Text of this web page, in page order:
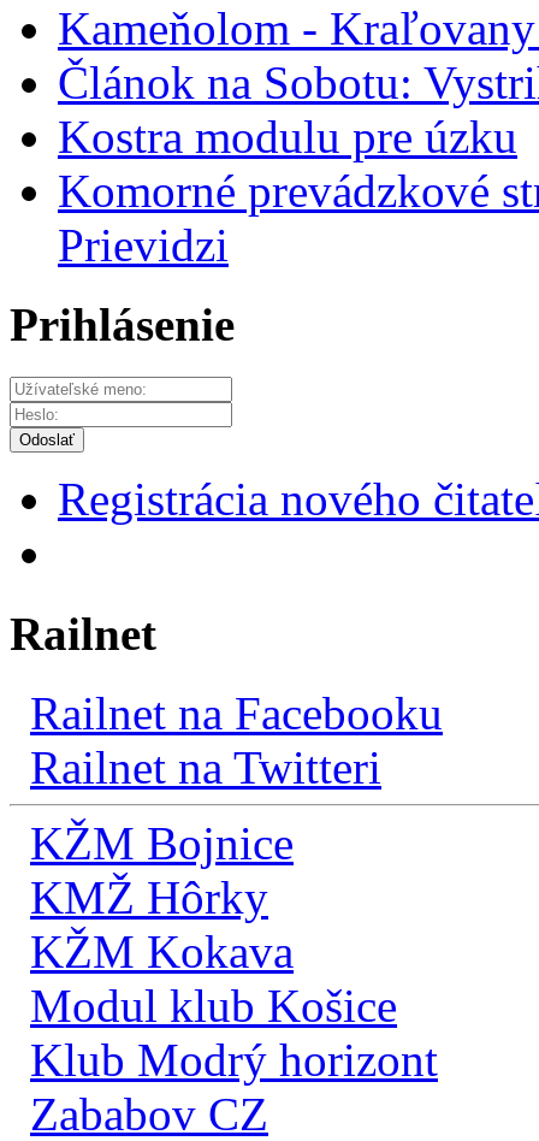
Kameňolom - Kraľovany
Článok na Sobotu:
Kostra modulu pre úzku
Komorné prevádzkové
Prievidzi
Prihlásenie
Odoslať
Registrácia nového
Railnet
Railnet na Facebooku
Railnet na Twitteri
KŽM Bojnice
KMŽ Hôrky
KŽM Kokava
Modul klub Košice
Klub Modrý horizont
Zababov CZ